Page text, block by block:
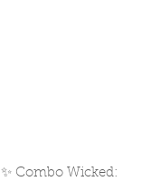
✨ Combo Wicked: